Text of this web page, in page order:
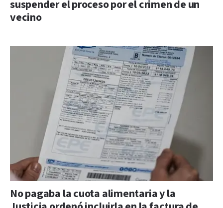
suspender el proceso por el crimen de un
vecino
No pagaba la cuota alimentaria y la